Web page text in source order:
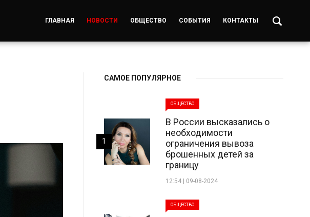
ГЛАВНАЯ НОВОСТИ ОБЩЕСТВО СОБЫТИЯ КОНТАКТЫ
САМОЕ ПОПУЛЯРНОЕ
ОБЩЕСТВО
В России высказались о
необходимости
ограничения вывоза
брошенных детей за
границу
12:54 | 09-08-2024
1
ОБЩЕСТВО